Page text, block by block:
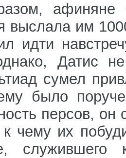
афиняне
выслала им
идти
Датис
сумел
было
персов, он
чему их